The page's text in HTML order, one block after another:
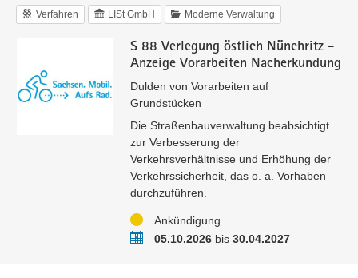
Verfahren LISt GmbH Moderne Verwaltung
S 88 Verlegung östlich Nünchritz -
Anzeige Vorarbeiten Nacherkundung
Dulden von Vorarbeiten auf
Grundstücken
Die Straßenbauverwaltung beabsichtigt
zur Verbesserung der
Verkehrsverhältnisse und Erhöhung der
Verkehrssicherheit, das o. a. Vorhaben
durchzuführen.
StatusAnkündigung
Zeitraum05.10.2026bis 30.04.2027